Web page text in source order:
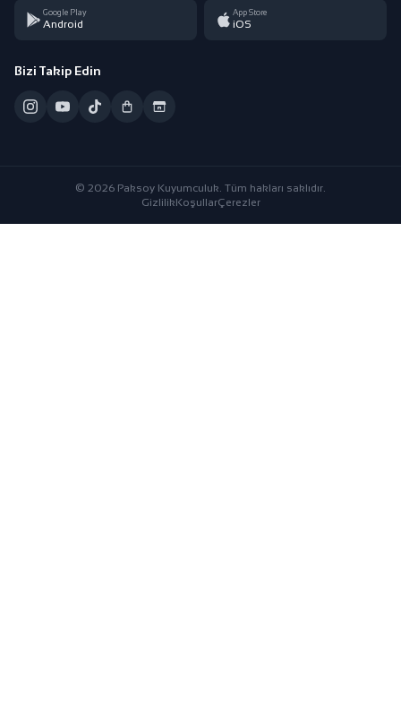
Google Play
Android
App Store
iOS
Bizi Takip Edin
© 2026 Paksoy Kuyumculuk. Tüm hakları saklıdır.
GizlilikKoşullarÇerezler